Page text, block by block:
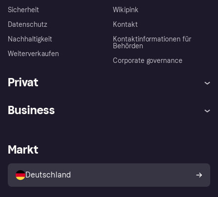
Sicherheit
Datenschutz
Nachhaltigkeit
Weiterverkaufen
Wikipink
Kontakt
Kontaktinformationen für
Behörden
Corporate governance
Privat
Klarna App
Shops entdecken
Käuferschutzrichtlinie
Dein Widerrufsrecht
Business
Händlerportal
Markt
Deutschland